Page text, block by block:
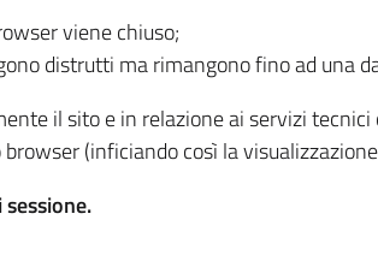
viene chiuso;
distrutti ma rimangono fino ad una
il sito e in relazione ai servizi
(inficiando così la